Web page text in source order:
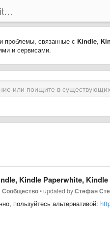
Kindle, Kindle Paperwhite, Kindle Voyage
проблемы, связанные с Kindle,
и сервисами.
Kindle Paperwhite,
Сообщество•updated byСтефан
пользуйтесь альтернативой: